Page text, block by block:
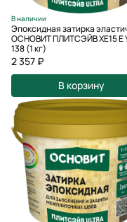
В наличии
Эпоксидная затирка
ОСНОВИТ ПЛИТСЭЙВ XE15 Е
138 (1 кг)
2 357 ₽
В корзину